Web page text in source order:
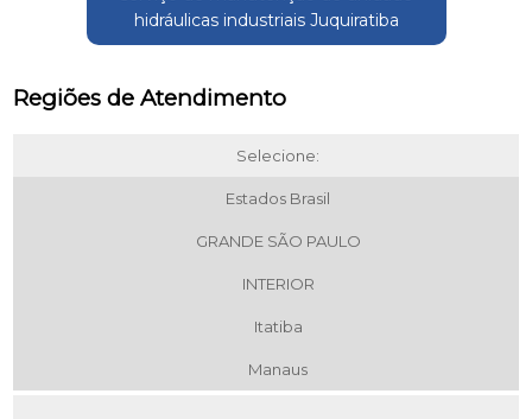
hidráulicas industriais Juquiratiba
Regiões de Atendimento
Selecione:
Estados Brasil
GRANDE SÃO PAULO
INTERIOR
Itatiba
Manaus